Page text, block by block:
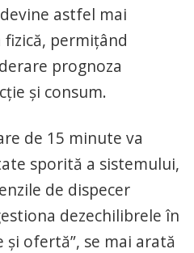
astfel mai
permițând
prognoza
și consum.
de 15 minute va
sporită a sistemului,
de dispecer
dezechilibrele în
ofertă”, se mai arată